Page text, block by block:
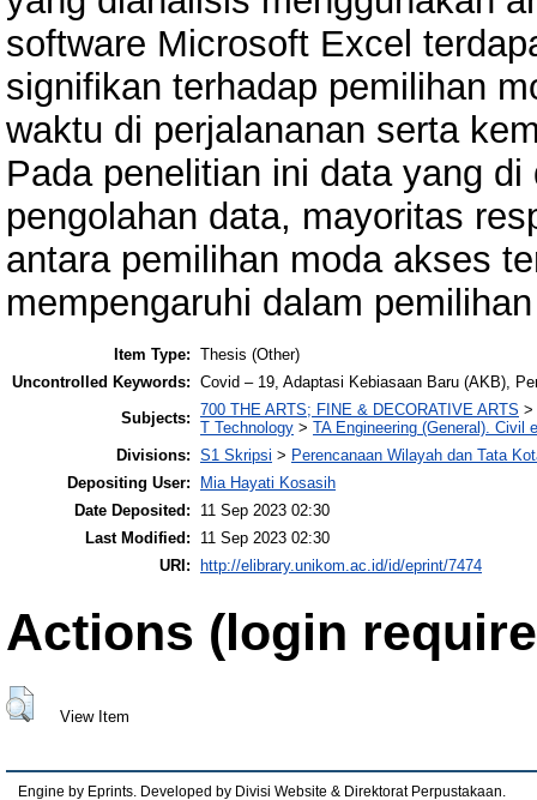
software Microsoft Excel
signifikan terhadap pemilihan
waktu di perjalananan serta
Pada penelitian ini data yang
pengolahan data, mayoritas
antara pemilihan moda akses
mempengaruhi dalam
Item Type: Thesis (Other)
Uncontrolled Keywords: Covid – 19, Adaptasi Kebiasaan Baru (AKB),
Subjects: 700 THE ARTS; FINE & DECORATIVE ARTS >
T Technology > TA Engineering (General). Civil
Divisions: S1 Skripsi > Perencanaan Wilayah dan Tata
Depositing User:
Mia Hayati Kosasih
Date Deposited:
11 Sep 2023 02:30
Last Modified:
11 Sep 2023 02:30
URI:
http://elibrary.unikom.ac.id/id/eprint/7474
Actions (login
View Item
Engine by Eprints. Developed by Divisi Website & Direktorat Perpustakaan.